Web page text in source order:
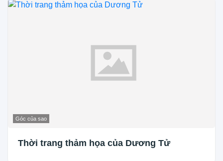
Góc của sao
Thời trang thảm họa của Dương Tử